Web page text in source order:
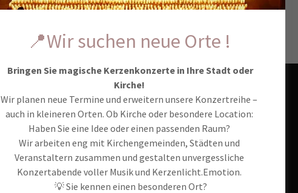
DISNEY & FILMMUSIK · 13.11.2026 · 18:00
COLDPLAY & POP · 13.11.2026 · 20:00
Münsterland
Warendorf
📍Wir suchen neue Orte !
Bringen Sie magische Kerzenkonzerte in Ihre Stadt oder
Kirche!
Wir planen neue Termine und erweitern unsere Konzertreihe –
auch in kleineren Orten. Ob Kirche oder besondere Location:
Haben Sie eine Idee oder einen passenden Raum?
Wir arbeiten eng mit Kirchengemeinden, Städten und
Veranstaltern zusammen und gestalten unvergessliche
Konzertabende voller Musik und Kerzenlicht.Emotion.
💡 Sie kennen einen besonderen Ort?